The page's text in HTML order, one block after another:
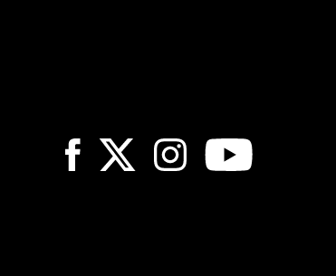
Facebook
X InstagramYoutube